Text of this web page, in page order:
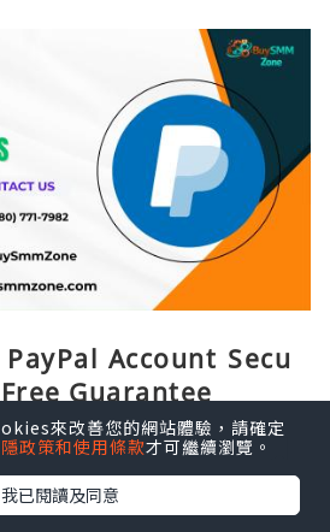
Account Secu
Guarantee
5分鐘前
來改善您的網站體驗，請確定
政策和使用條款才可繼續瀏覽。
我已閱讀及同意